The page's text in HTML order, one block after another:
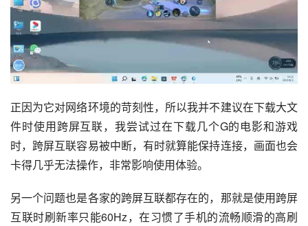
正因为它对网络环境的苛刻性，所以我并不建议在下载大文
件时使用跨屏互联，我尝试过在下载几个G的电影和游戏
时，跨屏互联容易被中断，有时就算能保持连接，画面也会
卡得几乎无法操作，非常影响使用体验。
另一个问题也是各家的跨屏互联都存在的，那就是使用跨屏
互联时刷新率只能60Hz，在习惯了手机的流畅顺滑的高刷